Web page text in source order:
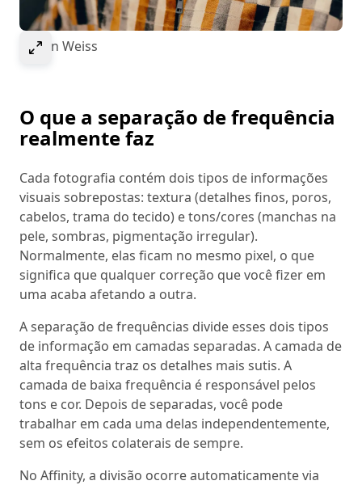
Select to expand image
© Ivan Weiss
O que a separação de frequência
realmente faz
Cada fotografia contém dois tipos de informações
visuais sobrepostas: textura (detalhes finos, poros,
cabelos, trama do tecido) e tons/cores (manchas na
pele, sombras, pigmentação irregular).
Normalmente, elas ficam no mesmo pixel, o que
significa que qualquer correção que você fizer em
uma acaba afetando a outra.
A separação de frequências divide esses dois tipos
de informação em camadas separadas. A camada de
alta frequência traz os detalhes mais sutis. A
camada de baixa frequência é responsável pelos
tons e cor. Depois de separadas, você pode
trabalhar em cada uma delas independentemente,
sem os efeitos colaterais de sempre.
No Affinity, a divisão ocorre automaticamente via